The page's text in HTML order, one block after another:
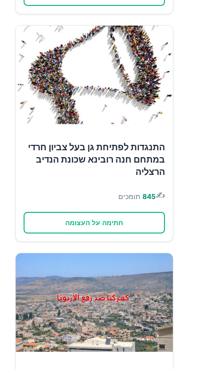
התנגדות לפתיחת גן בעל צביון חרדי
במתחם חנה רובינא שכונת הנדיב
הרצליה
✍️
845 תומכים
חתימה על העצומה